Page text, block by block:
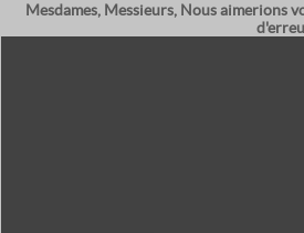
Mesdames, Messieurs, Nous aimerions